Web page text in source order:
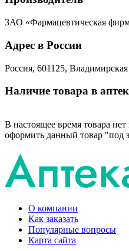
ЗАО «Фармацевтическая
Адрес в России
Россия, 601125,
Наличие товара в
В настоящее время товара
оформить данный товар "под
О компании
Как заказать
Популярные вопросы
Карта сайта